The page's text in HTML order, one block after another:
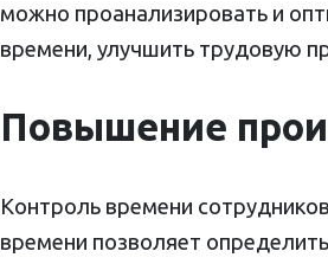
можно проанализировать и
времени, улучшить трудовую
Повышение
Контроль времени
времени позволяет